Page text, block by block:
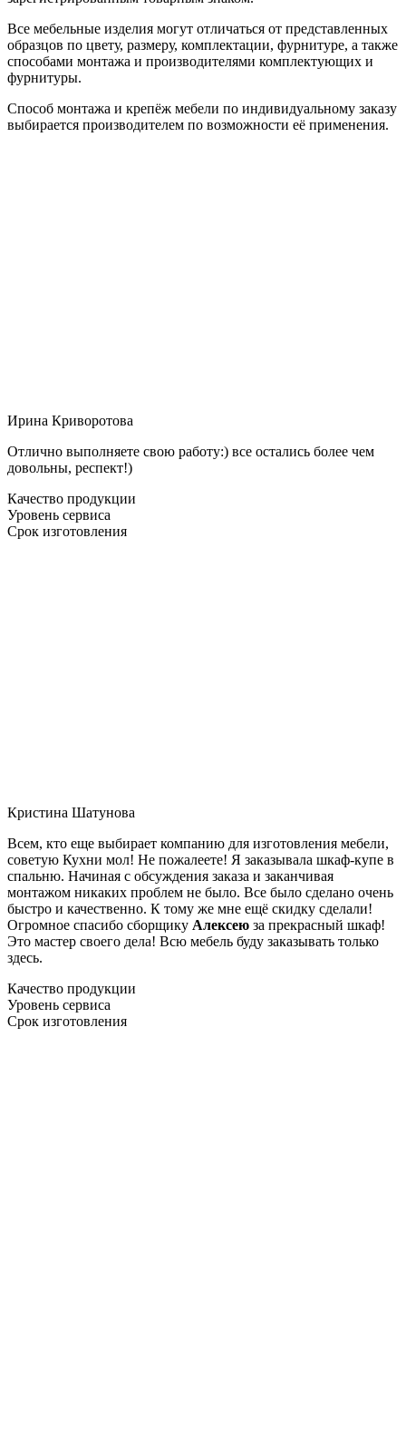
Все мебельные изделия могут отличаться от представленных
образцов по цвету, размеру, комплектации, фурнитуре, а также
способами монтажа и производителями комплектующих и
фурнитуры.
Способ монтажа и крепёж мебели по индивидуальному заказу
выбирается производителем по возможности её применения.
Ирина Криворотова
Отлично выполняете свою работу:) все остались более чем
довольны, респект!)
Качество продукции
Уровень сервиса
Срок изготовления
Кристина Шатунова
Всем, кто еще выбирает компанию для изготовления мебели,
советую Кухни мол! Не пожалеете! Я заказывала шкаф-купе в
спальню. Начиная с обсуждения заказа и заканчивая
монтажом никаких проблем не было. Все было сделано очень
быстро и качественно. К тому же мне ещё скидку сделали!
Огромное спасибо сборщику Алексею за прекрасный шкаф!
Это мастер своего дела! Всю мебель буду заказывать только
здесь.
Качество продукции
Уровень сервиса
Срок изготовления